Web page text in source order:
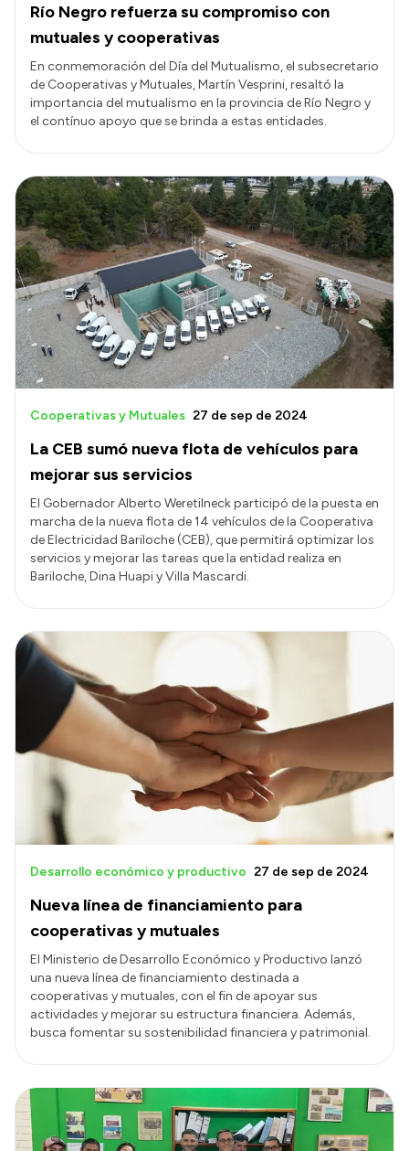
Consulta de pago a proveedores
Convocatorias
Intranet
Login
Río Negro refuerza su compromiso con
mutuales y cooperativas
En conmemoración del Día del Mutualismo, el subsecretario
de Cooperativas y Mutuales, Martín Vesprini, resaltó la
importancia del mutualismo en la provincia de Río Negro y
el contínuo apoyo que se brinda a estas entidades.
La CEB sumó nueva flota de vehículos para
mejorar sus servicios
Cooperativas y Mutuales 27 de sep de 2024
El Gobernador Alberto Weretilneck participó de la puesta en
marcha de la nueva flota de 14 vehículos de la Cooperativa
de Electricidad Bariloche (CEB), que permitirá optimizar los
servicios y mejorar las tareas que la entidad realiza en
Bariloche, Dina Huapi y Villa Mascardi.
Nueva línea de financiamiento para
cooperativas y mutuales
Desarrollo económico y productivo 27 de sep de 2024
El Ministerio de Desarrollo Económico y Productivo lanzó
una nueva línea de financiamiento destinada a
cooperativas y mutuales, con el fin de apoyar sus
actividades y mejorar su estructura financiera. Además,
busca fomentar su sostenibilidad financiera y patrimonial.